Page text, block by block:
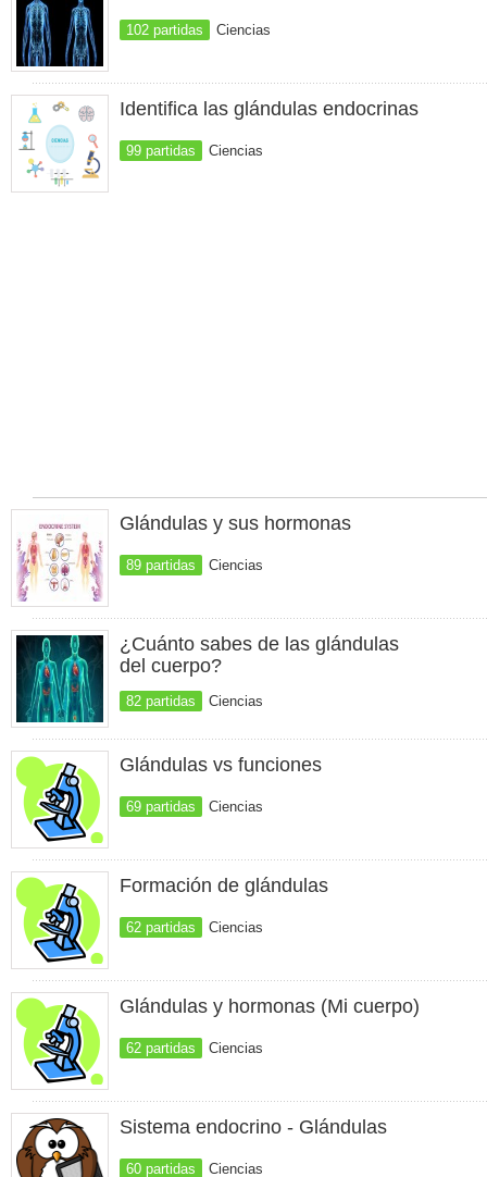
102 partidas Ciencias
Identifica las glándulas endocrinas
99 partidas Ciencias
Glándulas y sus hormonas
89 partidas Ciencias
¿Cuánto sabes de las glándulas
del cuerpo?
82 partidas Ciencias
Glándulas vs funciones
69 partidas Ciencias
Formación de glándulas
62 partidas Ciencias
Glándulas y hormonas (Mi cuerpo)
62 partidas Ciencias
Sistema endocrino - Glándulas
60 partidas Ciencias